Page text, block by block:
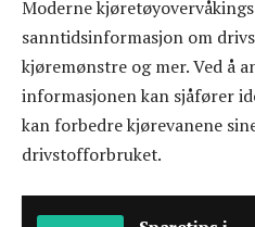
Moderne
sanntidsinformasjon om
kjøremønstre og mer. Ved å
informasjonen kan sjåfører
kan forbedre kjørevanene
drivstofforbruket.